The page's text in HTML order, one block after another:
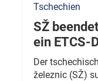
Tschechien
SŽ
ein ETCS-
Der
železnic (SŽ)